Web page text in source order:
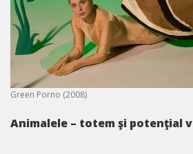
Green Porno (2008)
Animalele – totem şi potenţial